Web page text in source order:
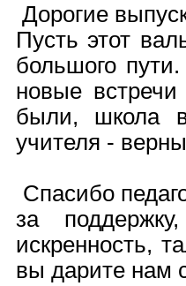
Дорогие
Пусть этот
большого
новые
были, школа
учителя -
Спасибо
за
искренность,
вы дарите нам